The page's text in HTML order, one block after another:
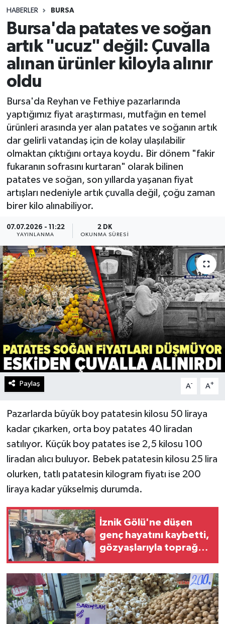
HABERLER BURSA
Bursa'da patates ve soğan
artık "ucuz" değil: Çuvalla
alınan ürünler kiloyla alınır
oldu
Bursa'da Reyhan ve Fethiye pazarlarında
yaptığımız fiyat araştırması, mutfağın en temel
ürünleri arasında yer alan patates ve soğanın artık
dar gelirli vatandaş için de kolay ulaşılabilir
olmaktan çıktığını ortaya koydu. Bir dönem "fakir
fukaranın sofrasını kurtaran" olarak bilinen
patates ve soğan, son yıllarda yaşanan fiyat
artışları nedeniyle artık çuvalla değil, çoğu zaman
birer kilo alınabiliyor.
07.07.2026 - 11:22
YAYINLANMA
2 DK
OKUNMA SÜRESI
Paylaş A- A+
Pazarlarda büyük boy patatesin kilosu 50 liraya
kadar çıkarken, orta boy patates 40 liradan
satılıyor. Küçük boy patates ise 2,5 kilosu 100
liradan alıcı buluyor. Bebek patatesin kilosu 25 lira
olurken, tatlı patatesin kilogram fiyatı ise 200
liraya kadar yükselmiş durumda.
İznik Gölü'ne düşen
genç hayatını kaybetti,
gözyaşlarıyla toprağa
Spor
Teknoloji